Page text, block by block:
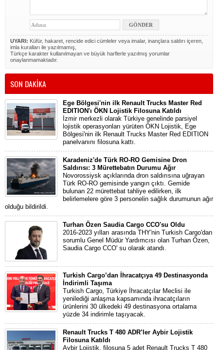
UYARI: Küfür, hakaret, rencide edici cümleler veya imalar, inançlara saldırı içeren,
imla kuralları ile yazılmamış,
Türkçe karakter kullanılmayan ve büyük harflerle yazılmış yorumlar
onaylanmamaktadır.
SON DAKİKA
Ege Bölgesi'nin ilk Renault Trucks Master Red
EDITION'ı ÖKN Lojistik Filosuna Katıldı
İzmir merkezli olarak Türkiye genelinde parsiyel
lojistik operasyonları yürüten ÖKN Lojistik, Ege
Bölgesi'nin ilk Renault Trucks Master Red EDITION
panelvanını filosuna kattı.
Karadeniz'de Türk RO-RO Gemisine Dron
Saldırısı: 3 Mürettebatın Durumu Ağır
Novorossiysk açıklarında dron saldırısına uğrayan
Türk RO-RO gemisinde yangın çıktı. Gemide
bulunan 22 mürettebat tahliye edilirken, ilk
belirlemelere göre 3 personelin sağlık durumunun ağır
olduğu bildirildi.
Turhan Özen Saudia Cargo CCO'su Oldu
2016-2023 yılları arasında THY'nin Turkish Cargo'dan
sorumlu Genel Müdür Yardımcısı olan Turhan Özen,
Saudia Cargo CCO' su olarak atandı.
Turkish Cargo’dan İhracatçıya 49 Destinasyonda
İndirimli Taşıma
Turkish Cargo, Türkiye İhracatçılar Meclisi ile
yenilediği anlaşma kapsamında ihracatçıların
ürünlerini 30 ülkedeki 49 destinasyona ortalama
yüzde 34 indirimle taşıyacak.
Renault Trucks T 480 ADR’ler Aybir Lojistik
Filosuna Katıldı
Aybir Lojistik, filosuna 5 adet Renault Trucks T 480